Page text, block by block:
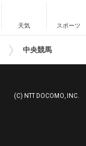
天気 スポーツ
中央競馬
(C) NTT DOCOMO, INC.